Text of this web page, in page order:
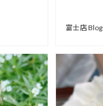
富士店 Blog